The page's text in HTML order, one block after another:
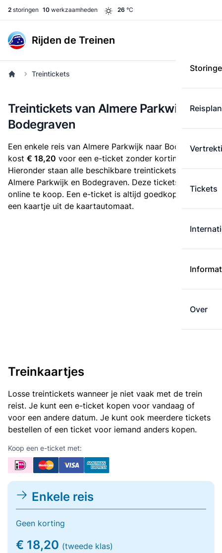
2 storingen 10 werkzaamheden 26 °C
Rijden de Treinen
Tickets
Over
Treintickets
Treintickets van Almere Parkwijk naar
Bodegraven
Een enkele reis van Almere Parkwijk naar Bodegraven
kost € 18,20 voor een e-ticket zonder korting.
Hieronder staan alle beschikbare treintickets tussen
Almere Parkwijk en Bodegraven. Deze tickets zijn
online te koop. Een e-ticket is altijd goedkoper dan
een kaartje uit de kaartautomaat.
Treinkaartjes
Losse treintickets wanneer je niet vaak met de trein
reist. Je kunt een e-ticket kopen voor vandaag of
voor een andere datum. Je kunt ook meerdere tickets
bestellen of een ticket voor iemand anders kopen.
Koop een e-ticket met:
Enkele reis
Geen korting
€ 18,20 (tweede klas)